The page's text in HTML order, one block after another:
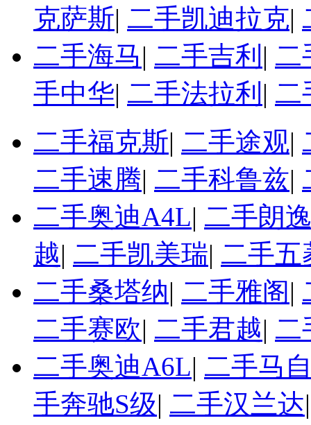
克萨斯| 二手凯迪拉克|
二手海马| 二手吉利 | 二
手中华| 二手法拉利 | 二
二手福克斯| 二手途观|
二手速腾| 二手科鲁兹|
二手奥迪A4L| 二手朗
越| 二手凯美瑞| 二手五
二手桑塔纳| 二手雅阁|
二手赛欧| 二手君越| 二
二手奥迪A6L| 二手马
手奔驰S级| 二手汉兰达